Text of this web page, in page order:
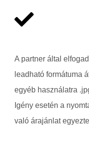
A partner által
leadható formátuma
egyéb használatra
Igény esetén a
való árajánlat